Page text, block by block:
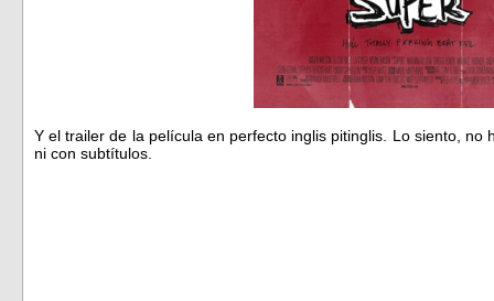
Y el trailer de la película en perfecto inglis pitinglis. Lo siento, no
ni con subtítulos.